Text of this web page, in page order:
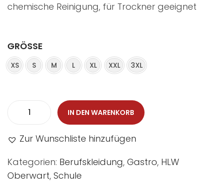
chemische Reinigung, für Trockner geeignet
GRÖSSE
XS S M L XL XXL 3XL
IN DEN WARENKORB
Zur Wunschliste hinzufügen
Kategorien: Berufskleidung, Gastro, HLW
Oberwart, Schule